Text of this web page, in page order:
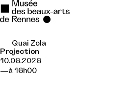
Se rendre au
Contenu principal
Quai Zola
Projection
10.06.2026
à 16h00